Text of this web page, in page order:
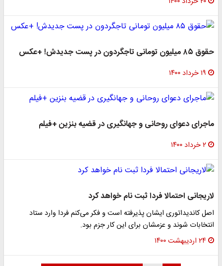
حقوق ۸۵ میلیون تومانی تاجگردون در پست جدیدش! +عکس
۱۹ خرداد ۱۴۰۰
ماجرای دعوای روحانی و جهانگیری در قضیه بنزین +فیلم
۲ خرداد ۱۴۰۰
لاریجانی احتمالا فردا ثبت نام خواهد کرد
اصل کاندیداتوری ایشان پذیرفته است و فکر می‌کنم فردا وارد ستاد
انتخابات شوند و عزمشان برای این کار جزم بود.
۲۴ اردیبهشت ۱۴۰۰